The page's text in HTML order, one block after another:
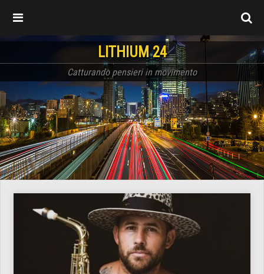
LITHIUM 24
Catturando pensieri in movimento